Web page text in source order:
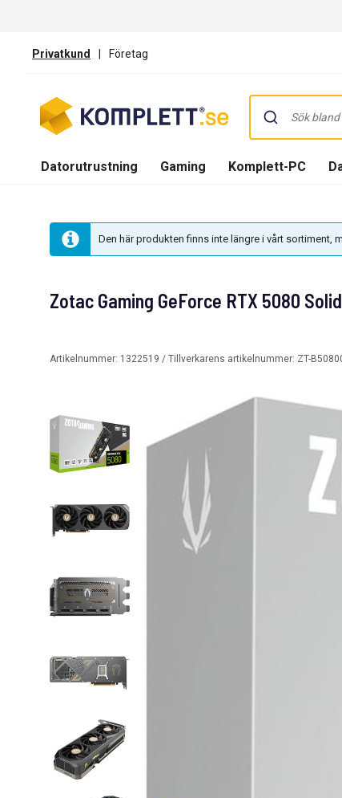
Privatkund | Företag
Datorutrustning Gaming Komplett-PC
Den här produkten finns inte längre i vårt sortiment,
Zotac Gaming GeForce RTX 5080
Artikelnummer: 1322519 / Tillverkarens artikelnummer: ZT-